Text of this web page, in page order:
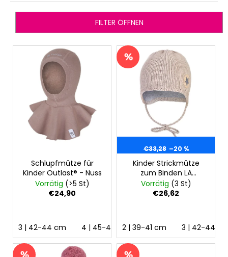
u
s
FILTER ÖFFNEN
L
t
e
Schlupfmütze für
Kinder Outlast® - Nuss
Vorrätig (>5 St)
€24,90
3 | 42-44 cm 4 | 45-48 cm 5 | 49-53 cm 6 |
€33,28 –20 %
Kinder Strickmütze
zum Binden LA
Outlast® -
Cappuccino
Vorrätig (3 St)
€26,62
2 | 39-41 cm 3 | 42-44